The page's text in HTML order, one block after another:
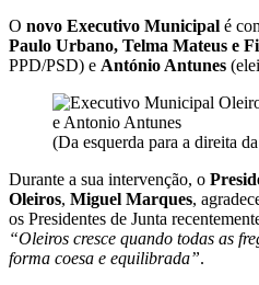
O novo Executivo Municipal é
Paulo Urbano, Telma Mateus e
PPD/PSD) e António Antunes
(Da esquerda para a direita
Durante a sua intervenção, o
Oleiros, Miguel Marques,
os Presidentes de Junta
“Oleiros cresce quando todas as
forma coesa e equilibrada”.